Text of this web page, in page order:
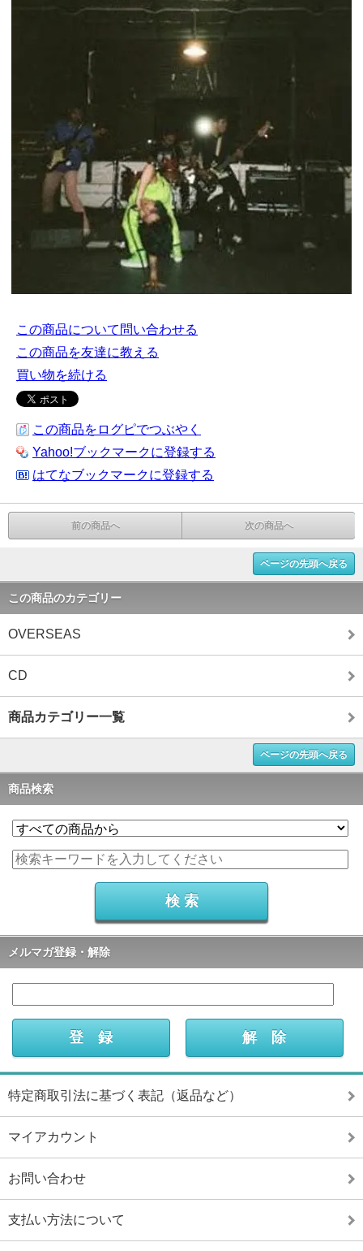
この商品について問い合わせる
この商品を友達に教える
買い物を続ける
この商品をログピでつぶやく
Yahoo!ブックマークに登録する
はてなブックマークに登録する
前の商品へ 次の商品へ
ページの先頭へ戻る
この商品のカテゴリー
OVERSEAS
CD
商品カテゴリー一覧
ページの先頭へ戻る
商品検索
メルマガ登録・解除
特定商取引法に基づく表記（返品など）
マイアカウント
お問い合わせ
支払い方法について